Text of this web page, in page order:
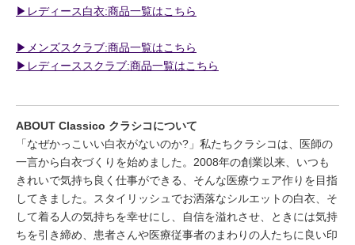
▶︎レディース白衣:商品一覧はこちら
▶︎メンズスクラブ:商品一覧はこちら
▶︎レディーススクラブ:商品一覧はこちら
ABOUT Classico クラシコについて
「なぜかっこいい白衣がないのか?」私たちクラシコは、医師の
一言から白衣づくりを始めました。2008年の創業以来、いつも
きれいで気持ち良く仕事ができる、そんな医療ウェア作りを目指
してきました。スタイリッシュでお洒落なシルエットの白衣、そ
して着る人の気持ちを幸せにし、自信を溢れさせ、ときには気持
ちを引き締め、患者さんや医療従事者のまわりの人たちに良い印